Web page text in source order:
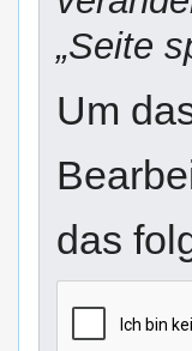
„Seite
Um
das